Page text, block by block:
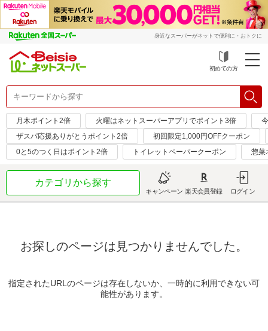
身近なスーパーがネットで便利に・おトクに
初めての方
月木ポイント2倍 火曜はネットスーパーアプリでポイント3倍
ザスパ応援ありがとうポイント2倍
初回限定1,000円OFFクーポン
0と5のつく日はポイント2倍
トイレットペーパークーポン 惣菜
カテゴリから探す
キャンペーン 楽天会員登録 ログイン
お探しのページは見つかりませんでした。
指定されたURLのページは存在しないか、一時的に利用できない可
能性があります。